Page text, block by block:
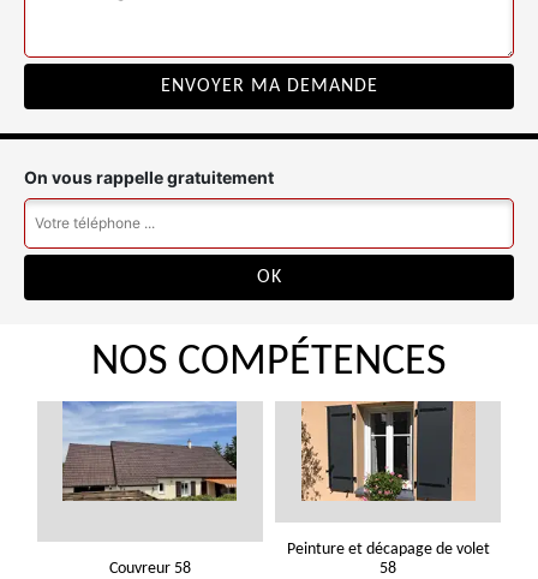
On vous rappelle gratuitement
NOS COMPÉTENCES
Couvreur 58
Peinture et décapage de volet
58